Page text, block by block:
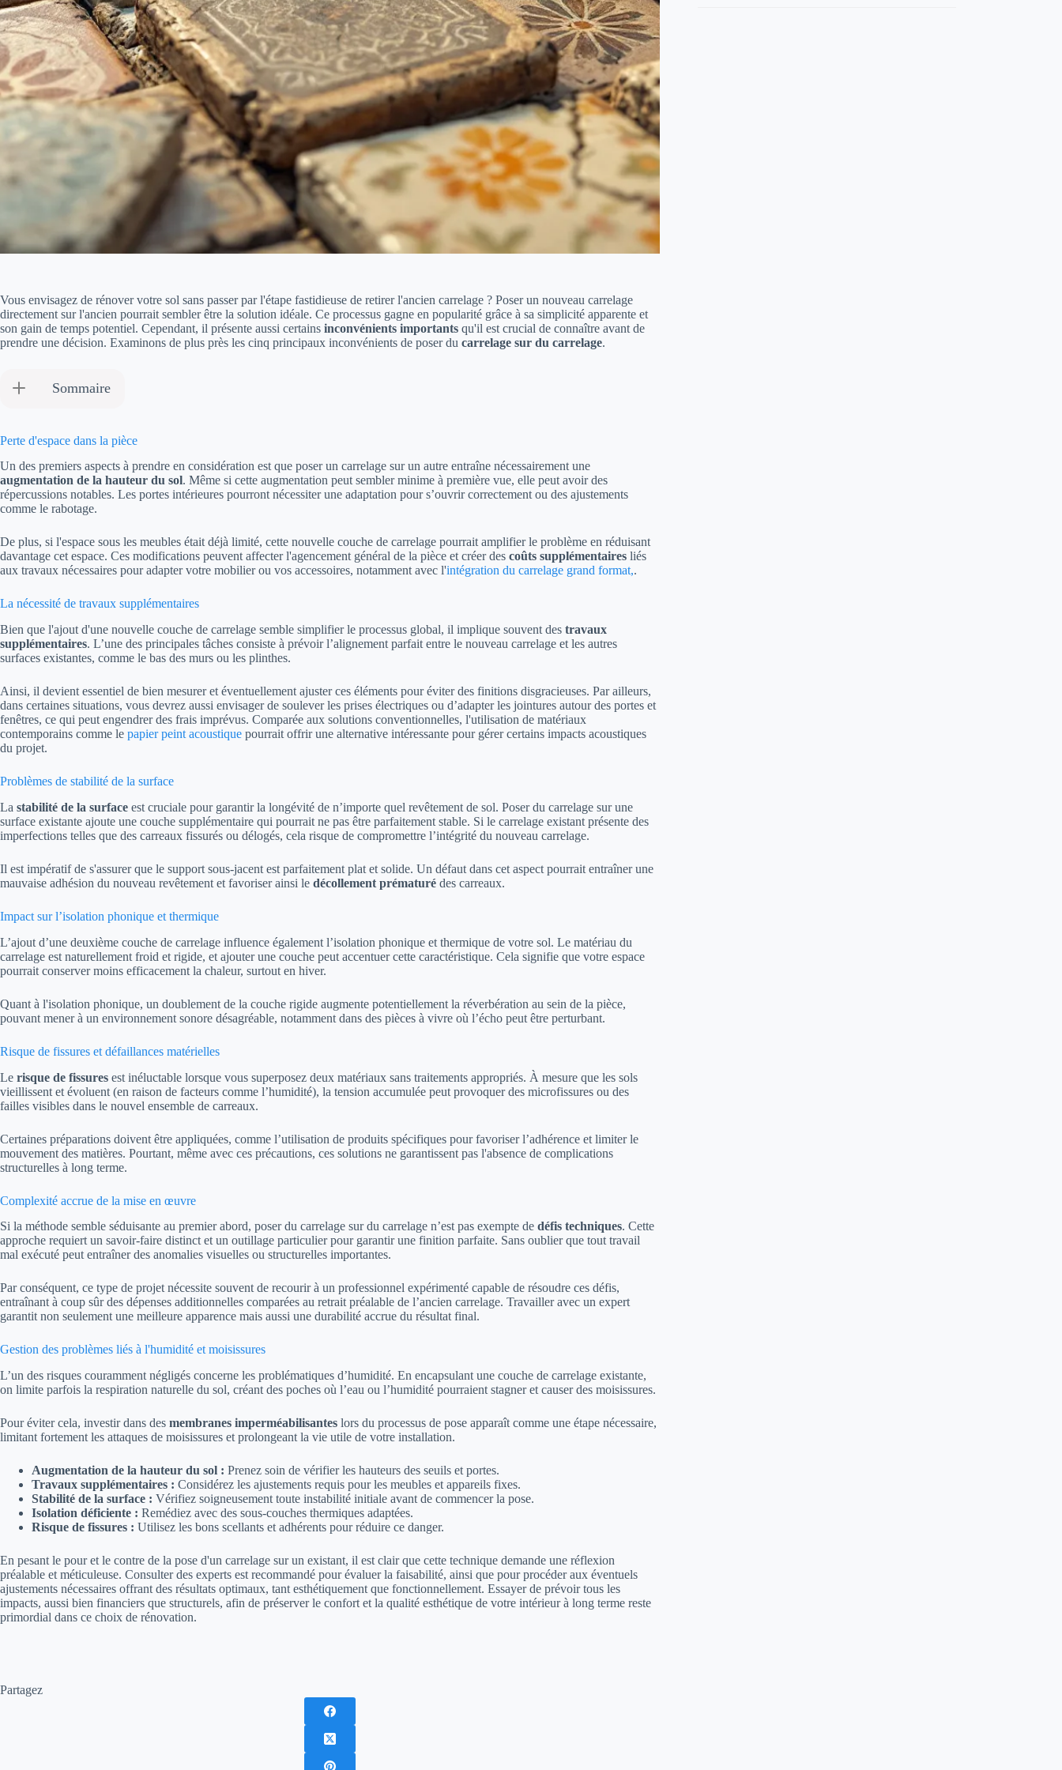
Vous envisagez de rénover votre sol sans passer par l'étape fastidieuse de retirer l'ancien carrelage ? Poser un nouveau carrelage
directement sur l'ancien pourrait sembler être la solution idéale. Ce processus gagne en popularité grâce à sa simplicité apparente et
son gain de temps potentiel. Cependant, il présente aussi certains inconvénients importants qu'il est crucial de connaître avant de
prendre une décision. Examinons de plus près les cinq principaux inconvénients de poser du carrelage sur du carrelage.
Sommaire
Perte d'espace dans la pièce
Un des premiers aspects à prendre en considération est que poser un carrelage sur un autre entraîne nécessairement une
augmentation de la hauteur du sol. Même si cette augmentation peut sembler minime à première vue, elle peut avoir des
répercussions notables. Les portes intérieures pourront nécessiter une adaptation pour s’ouvrir correctement ou des ajustements
comme le rabotage.
De plus, si l'espace sous les meubles était déjà limité, cette nouvelle couche de carrelage pourrait amplifier le problème en réduisant
davantage cet espace. Ces modifications peuvent affecter l'agencement général de la pièce et créer des coûts supplémentaires liés
aux travaux nécessaires pour adapter votre mobilier ou vos accessoires, notamment avec l'intégration du carrelage grand format,.
La nécessité de travaux supplémentaires
Bien que l'ajout d'une nouvelle couche de carrelage semble simplifier le processus global, il implique souvent des travaux
supplémentaires. L’une des principales tâches consiste à prévoir l’alignement parfait entre le nouveau carrelage et les autres
surfaces existantes, comme le bas des murs ou les plinthes.
Ainsi, il devient essentiel de bien mesurer et éventuellement ajuster ces éléments pour éviter des finitions disgracieuses. Par ailleurs,
dans certaines situations, vous devrez aussi envisager de soulever les prises électriques ou d’adapter les jointures autour des portes et
fenêtres, ce qui peut engendrer des frais imprévus. Comparée aux solutions conventionnelles, l'utilisation de matériaux
contemporains comme le papier peint acoustique pourrait offrir une alternative intéressante pour gérer certains impacts acoustiques
du projet.
Problèmes de stabilité de la surface
La stabilité de la surface est cruciale pour garantir la longévité de n’importe quel revêtement de sol. Poser du carrelage sur une
surface existante ajoute une couche supplémentaire qui pourrait ne pas être parfaitement stable. Si le carrelage existant présente des
imperfections telles que des carreaux fissurés ou délogés, cela risque de compromettre l’intégrité du nouveau carrelage.
Il est impératif de s'assurer que le support sous-jacent est parfaitement plat et solide. Un défaut dans cet aspect pourrait entraîner une
mauvaise adhésion du nouveau revêtement et favoriser ainsi le décollement prématuré des carreaux.
Impact sur l’isolation phonique et thermique
L’ajout d’une deuxième couche de carrelage influence également l’isolation phonique et thermique de votre sol. Le matériau du
carrelage est naturellement froid et rigide, et ajouter une couche peut accentuer cette caractéristique. Cela signifie que votre espace
pourrait conserver moins efficacement la chaleur, surtout en hiver.
Quant à l'isolation phonique, un doublement de la couche rigide augmente potentiellement la réverbération au sein de la pièce,
pouvant mener à un environnement sonore désagréable, notamment dans des pièces à vivre où l’écho peut être perturbant.
Risque de fissures et défaillances matérielles
Le risque de fissures est inéluctable lorsque vous superposez deux matériaux sans traitements appropriés. À mesure que les sols
vieillissent et évoluent (en raison de facteurs comme l’humidité), la tension accumulée peut provoquer des microfissures ou des
failles visibles dans le nouvel ensemble de carreaux.
Certaines préparations doivent être appliquées, comme l’utilisation de produits spécifiques pour favoriser l’adhérence et limiter le
mouvement des matières. Pourtant, même avec ces précautions, ces solutions ne garantissent pas l'absence de complications
structurelles à long terme.
Complexité accrue de la mise en œuvre
Si la méthode semble séduisante au premier abord, poser du carrelage sur du carrelage n’est pas exempte de défis techniques. Cette
approche requiert un savoir-faire distinct et un outillage particulier pour garantir une finition parfaite. Sans oublier que tout travail
mal exécuté peut entraîner des anomalies visuelles ou structurelles importantes.
Par conséquent, ce type de projet nécessite souvent de recourir à un professionnel expérimenté capable de résoudre ces défis,
entraînant à coup sûr des dépenses additionnelles comparées au retrait préalable de l’ancien carrelage. Travailler avec un expert
garantit non seulement une meilleure apparence mais aussi une durabilité accrue du résultat final.
Gestion des problèmes liés à l'humidité et moisissures
L’un des risques couramment négligés concerne les problématiques d’humidité. En encapsulant une couche de carrelage existante,
on limite parfois la respiration naturelle du sol, créant des poches où l’eau ou l’humidité pourraient stagner et causer des moisissures.
Pour éviter cela, investir dans des membranes imperméabilisantes lors du processus de pose apparaît comme une étape nécessaire,
limitant fortement les attaques de moisissures et prolongeant la vie utile de votre installation.
Augmentation de la hauteur du sol : Prenez soin de vérifier les hauteurs des seuils et portes.
Travaux supplémentaires : Considérez les ajustements requis pour les meubles et appareils fixes.
Stabilité de la surface : Vérifiez soigneusement toute instabilité initiale avant de commencer la pose.
Isolation déficiente : Remédiez avec des sous-couches thermiques adaptées.
Risque de fissures : Utilisez les bons scellants et adhérents pour réduire ce danger.
En pesant le pour et le contre de la pose d'un carrelage sur un existant, il est clair que cette technique demande une réflexion
préalable et méticuleuse. Consulter des experts est recommandé pour évaluer la faisabilité, ainsi que pour procéder aux éventuels
ajustements nécessaires offrant des résultats optimaux, tant esthétiquement que fonctionnellement. Essayer de prévoir tous les
impacts, aussi bien financiers que structurels, afin de préserver le confort et la qualité esthétique de votre intérieur à long terme reste
primordial dans ce choix de rénovation.
Partagez